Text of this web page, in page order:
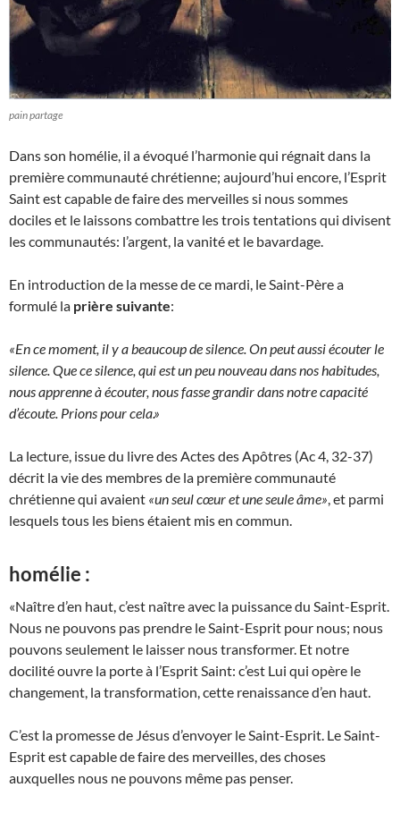
pain partage
Dans son homélie, il a évoqué l’harmonie qui régnait dans la
première communauté chrétienne; aujourd’hui encore, l’Esprit
Saint est capable de faire des merveilles si nous sommes
dociles et le laissons combattre les trois tentations qui divisent
les communautés: l’argent, la vanité et le bavardage.
En introduction de la messe de ce mardi, le Saint-Père a
formulé la prière suivante:
«En ce moment, il y a beaucoup de silence. On peut aussi écouter le
silence. Que ce silence, qui est un peu nouveau dans nos habitudes,
nous apprenne à écouter, nous fasse grandir dans notre capacité
d’écoute. Prions pour cela.»
La lecture, issue du livre des Actes des Apôtres (Ac 4, 32-37)
décrit la vie des membres de la première communauté
chrétienne qui avaient «un seul cœur et une seule âme», et parmi
lesquels tous les biens étaient mis en commun.
homélie :
«Naître d’en haut, c’est naître avec la puissance du Saint-Esprit.
Nous ne pouvons pas prendre le Saint-Esprit pour nous; nous
pouvons seulement le laisser nous transformer. Et notre
docilité ouvre la porte à l’Esprit Saint: c’est Lui qui opère le
changement, la transformation, cette renaissance d’en haut.
C’est la promesse de Jésus d’envoyer le Saint-Esprit. Le Saint-
Esprit est capable de faire des merveilles, des choses
auxquelles nous ne pouvons même pas penser.